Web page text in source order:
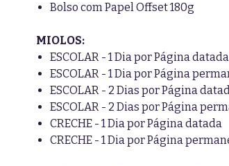
Bolso com Papel Offset 180g
MIOLOS:
ESCOLAR - 1 Dia por Página datada
ESCOLAR - 1 Dia por Página
ESCOLAR - 2 Dias por Página
ESCOLAR - 2 Dias por Página
CRECHE - 1 Dia por Página datada
CRECHE - 1 Dia por Página